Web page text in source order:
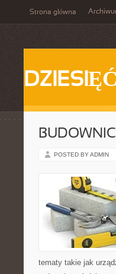
Strona główna
DZIESIĘĆ
POSTED BY ADMIN
tematy takie jak